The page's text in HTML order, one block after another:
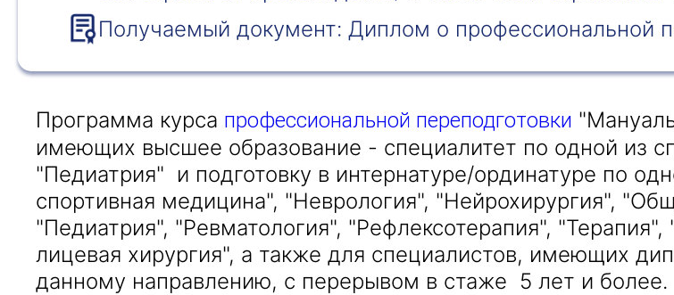
Получаемый документ: Диплом о профессиональной
Программа курса профессиональной переподготовки
имеющих высшее образование - специалитет по одной из
"Педиатрия" и подготовку в интернатуре/ординатуре по
спортивная медицина", "Неврология", "Нейрохирургия",
"Педиатрия", "Ревматология", "Рефлексотерапия",
лицевая хирургия", а также для специалистов, имеющих
данному направлению, с перерывом в стаже 5 лет и более.
Получить
Даю согласие на
обработку
данных и e-mail рассылку
Приложите документы
Получить
Даю согласие наобработку
данныхи e-mail рассылку
Даю согласие на обработку
данныхи e-mail рассылку